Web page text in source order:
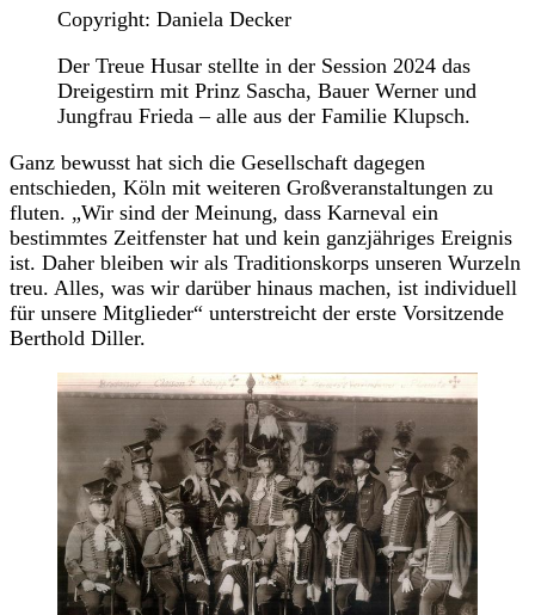
Copyright: Daniela Decker
Der Treue Husar stellte in der Session 2024 das
Dreigestirn mit Prinz Sascha, Bauer Werner und
Jungfrau Frieda – alle aus der Familie Klupsch.
Ganz bewusst hat sich die Gesellschaft dagegen
entschieden, Köln mit weiteren Großveranstaltungen zu
fluten. „Wir sind der Meinung, dass Karneval ein
bestimmtes Zeitfenster hat und kein ganzjähriges Ereignis
ist. Daher bleiben wir als Traditionskorps unseren Wurzeln
treu. Alles, was wir darüber hinaus machen, ist individuell
für unsere Mitglieder“ unterstreicht der erste Vorsitzende
Berthold Diller.